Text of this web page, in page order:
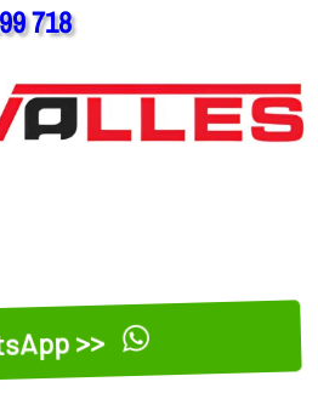
718
>>